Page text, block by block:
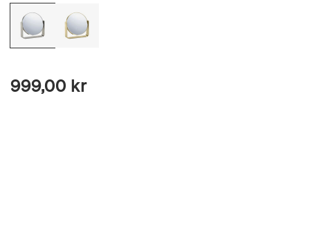
999,00 kr